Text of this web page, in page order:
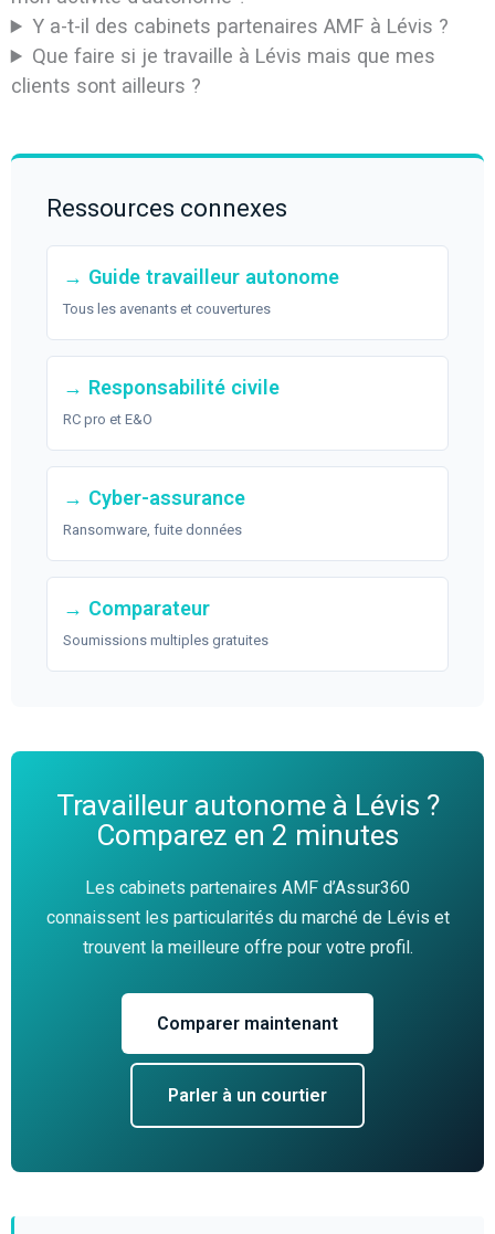
Y a-t-il des cabinets partenaires AMF à Lévis ?
Que faire si je travaille à Lévis mais que mes
clients sont ailleurs ?
Ressources connexes
→ Guide travailleur autonome
Tous les avenants et couvertures
→ Responsabilité civile
RC pro et E&O
→ Cyber-assurance
Ransomware, fuite données
→ Comparateur
Soumissions multiples gratuites
Travailleur autonome à Lévis ?
Comparez en 2 minutes
Les cabinets partenaires AMF d’Assur360
connaissent les particularités du marché de Lévis et
trouvent la meilleure offre pour votre profil.
Comparer maintenant
Parler à un courtier